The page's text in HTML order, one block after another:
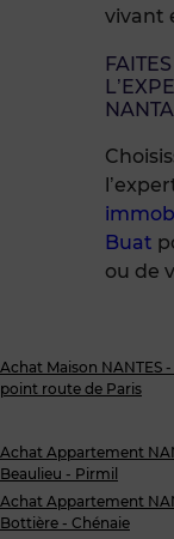
vivant
Buat
ou de
Achat Maison NANTES
point route de Paris
Achat Appartement
Beaulieu - Pirmil
Achat Appartement
Bottière - Chénaie